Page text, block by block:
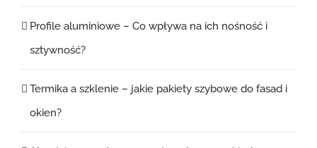
Profile aluminiowe – Co wpływa na ich nośność i
sztywność?
Termika a szklenie – jakie pakiety szybowe do fasad i
okien?